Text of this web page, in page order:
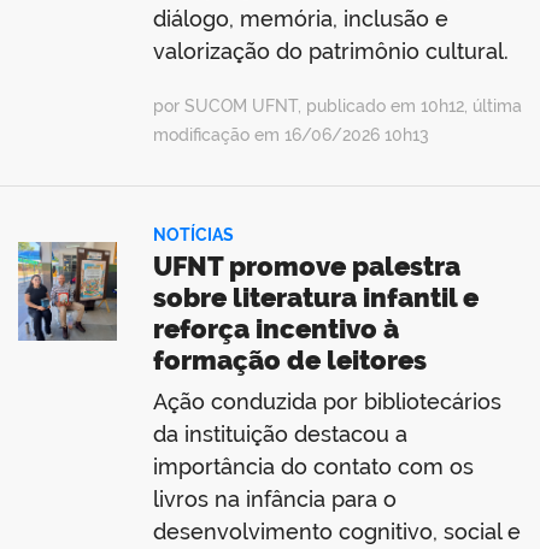
diálogo, memória, inclusão e
valorização do patrimônio cultural.
por SUCOM UFNT, publicado em 10h12, última
modificação em 16/06/2026 10h13
NOTÍCIAS
UFNT promove palestra
sobre literatura infantil e
reforça incentivo à
formação de leitores
Ação conduzida por bibliotecários
da instituição destacou a
importância do contato com os
livros na infância para o
desenvolvimento cognitivo, social e